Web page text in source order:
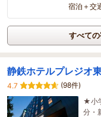
宿泊＋交
すべての
静鉄ホテルプレジオ
4.7
(98件)
★小
分・